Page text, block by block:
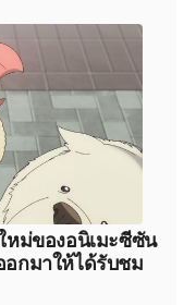
มังงะ
#MangaPlus
ายแฟมิลี่
สนธยา
กะ #
หนังสือการ์ตูน
#สปายแฟมิลี่_122
ตอนล่าสุด
ลี่_ตอนล่าสุด
ดพัก
หม่ของอนิเมะซีซัน
กมาให้ได้รับชม